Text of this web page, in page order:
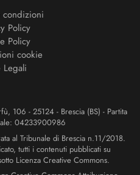
condizioni
Policy
Policy
cookie
Legali
106 - 25124 - Brescia (BS) - Partita
04233900986
al Tribunale di Brescia n.11/2018.
tutti i contenuti pubblicati su
Licenza Creative Commons.